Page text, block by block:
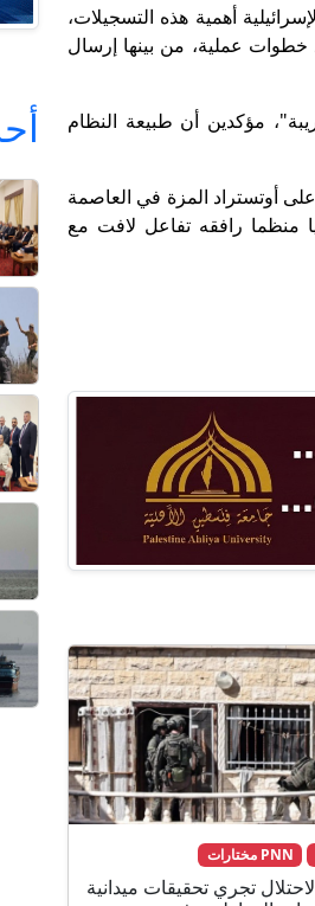
الإسرائيلية أهمية هذه التسجيلات،
خطوات عملية، من بينها إرسال
مؤكدين أن طبيعة النظام
أوتستراد المزة في العاصمة
منظما رافقه تفاعل لافت مع
PNN مختارات
تجري تحقيقات ميدانية